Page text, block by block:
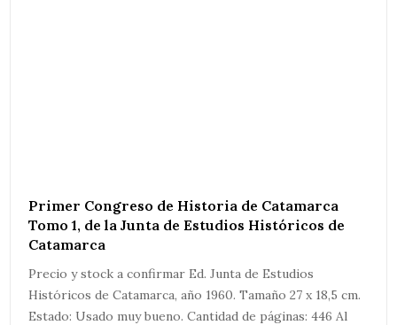
Primer Congreso de Historia de Catamarca
Tomo 1, de la Junta de Estudios Históricos de
Catamarca
Precio y stock a confirmar Ed. Junta de Estudios
Históricos de Catamarca, año 1960. Tamaño 27 x 18,5 cm.
Estado: Usado muy bueno. Cantidad de páginas: 446 Al